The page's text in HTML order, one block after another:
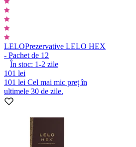
LELOPrezervative LELO HEX
- Pachet de 12
În stoc: 1-2 zile
101 lei
101 lei Cel mai mic preț în
ultimele 30 de zile.